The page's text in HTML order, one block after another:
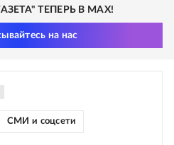
ТЕПЕРЬ В MAX!
на нас
СМИ и соцсети